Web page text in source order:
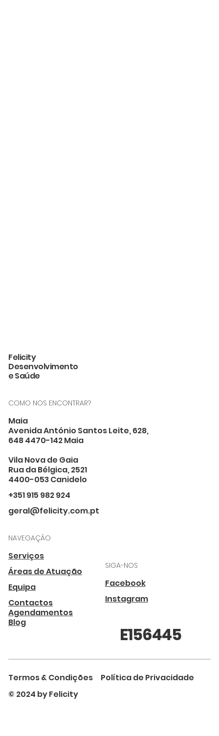
Felicity
Desenvolvimento
e Saúde
COMO NOS ENCONTRAR?
Maia
Avenida António Santos Leite, 628,
648 4470-142 Maia
Vila Nova de Gaia
Rua da Bélgica, 2521
4400-053 Canidelo
+351 915 982 924
geral@felicity.com.pt
NAVEGAÇÃO
Serviços
Áreas de Atuação
Equipa
Contactos
Agendamentos
Blog
SIGA-NOS
Facebook
Instagram
E156445
Termos & Condições
Política de Privacidade
© 2024 by Felicity